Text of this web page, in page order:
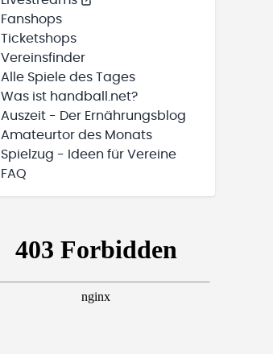
Fanshops
Ticketshops
Vereinsfinder
Alle Spiele des Tages
Was ist handball.net?
Auszeit - Der Ernährungsblog
Amateurtor des Monats
Spielzug - Ideen für Vereine
FAQ